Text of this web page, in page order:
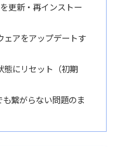
更新・再インストー
ェアをアップデートす
態にリセット（初期
繋がらない問題のま